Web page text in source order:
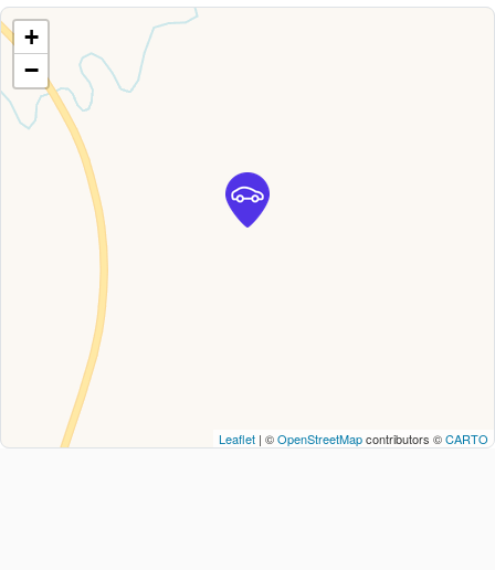
+
−
Leaflet | ©OpenStreetMapcontributors ©CARTO